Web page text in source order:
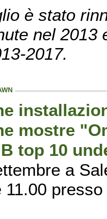
è stato
nel 2013
2017.
mostre
top 10
a